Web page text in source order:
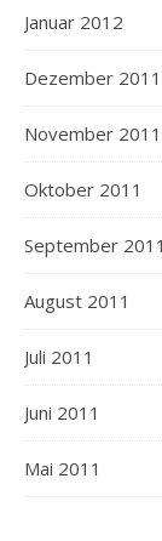
Januar 2012
Dezember 2011
November 2011
Oktober 2011
September 2011
August 2011
Juli 2011
Juni 2011
Mai 2011